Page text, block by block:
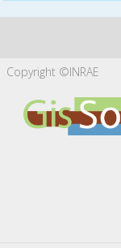
Copyright ©INRAE